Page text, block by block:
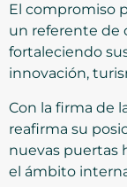
El compromiso
un referente de
fortaleciendo
innovación,
Con la firma de
reafirma su
nuevas puertas
el ámbito